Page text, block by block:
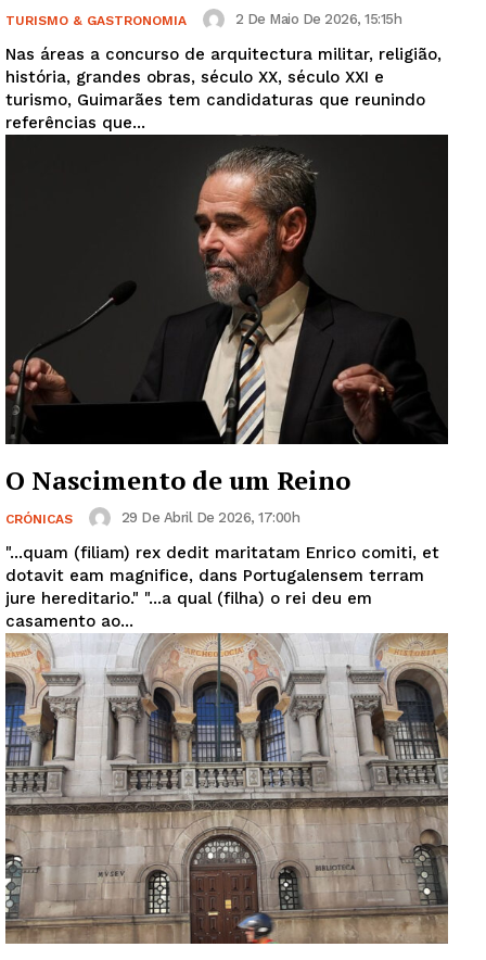
TURISMO & GASTRONOMIA 2 De Maio De 2026, 15:15h
Nas áreas a concurso de arquitectura militar, religião,
história, grandes obras, século XX, século XXI e
turismo, Guimarães tem candidaturas que reunindo
referências que...
O Nascimento de um Reino
CRÓNICAS 29 De Abril De 2026, 17:00h
"...quam (filiam) rex dedit maritatam Enrico comiti, et
dotavit eam magnifice, dans Portugalensem terram
jure hereditario." "...a qual (filha) o rei deu em
casamento ao...